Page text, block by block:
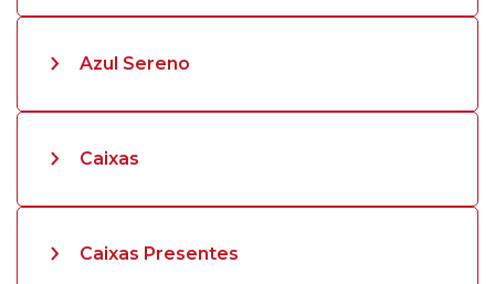
Azul Sereno
Caixas
Caixas Presentes